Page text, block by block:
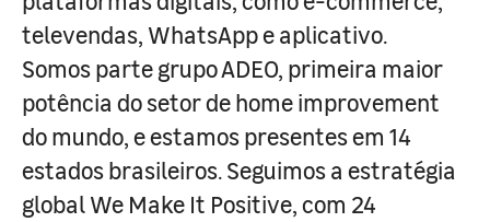
televendas, WhatsApp e aplicativo.
Somos parte grupo ADEO, primeira maior
potência do setor de home improvement
do mundo, e estamos presentes em 14
estados brasileiros. Seguimos a estratégia
global We Make It Positive, com 24